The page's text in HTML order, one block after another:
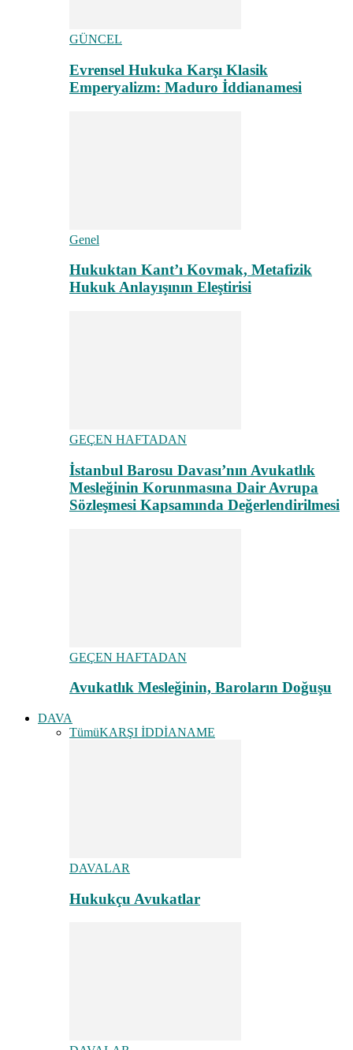
GÜNCEL
Evrensel Hukuka Karşı Klasik
Emperyalizm: Maduro İddianamesi
Genel
Hukuktan Kant’ı Kovmak, Metafizik
Hukuk Anlayışının Eleştirisi
GEÇEN HAFTADAN
İstanbul Barosu Davası’nın Avukatlık
Mesleğinin Korunmasına Dair Avrupa
Sözleşmesi Kapsamında Değerlendirilmesi
GEÇEN HAFTADAN
Avukatlık Mesleğinin, Baroların Doğuşu
DAVA
TümüKARŞI İDDİANAME
DAVALAR
Hukukçu Avukatlar